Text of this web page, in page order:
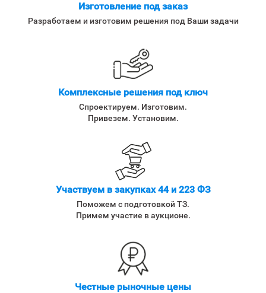
Изготовление под заказ
Разработаем и изготовим решения под Ваши задачи
Комплексные решения под ключ
Спроектируем. Изготовим.
Привезем. Установим.
Участвуем в закупках 44 и 223 ФЗ
Поможем с подготовкой ТЗ.
Примем участие в аукционе.
Честные рыночные цены